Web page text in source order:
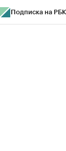
Подписка на РБК